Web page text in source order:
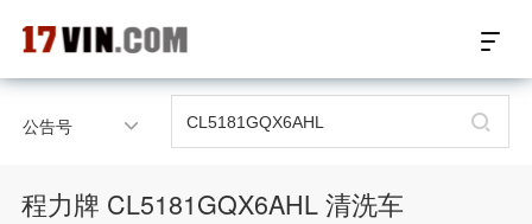
17VIN车架号查询首页
公告号
程力牌 CL5181GQX6AHL 清洗车